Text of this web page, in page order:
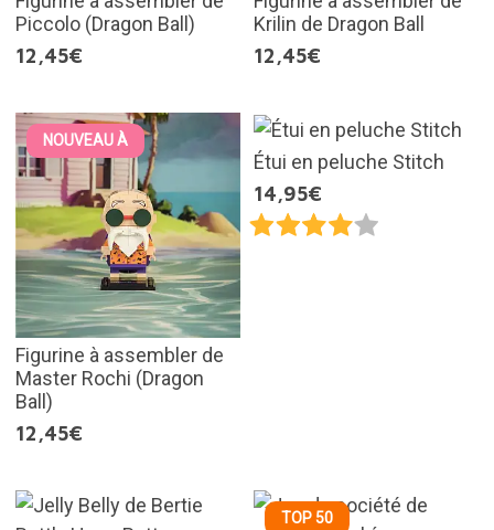
Piccolo (Dragon Ball)
12,45€
Krilin de Dragon Ball
12,45€
NOUVEAU À
Figurine à assembler de
Master Rochi (Dragon
Ball)
12,45€
Étui en peluche Stitch
14,95€
TOP 50